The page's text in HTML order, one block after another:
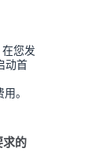
您发
动首
。
求的